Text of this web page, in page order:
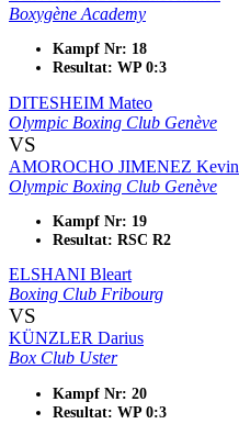
Boxygène Academy
Kampf Nr: 18
Resultat: WP 0:3
DITESHEIM Mateo
Olympic Boxing Club Genève
VS
AMOROCHO JIMENEZ Kevin
Olympic Boxing Club Genève
Kampf Nr: 19
Resultat: RSC R2
ELSHANI Bleart
Boxing Club Fribourg
VS
KÜNZLER Darius
Box Club Uster
Kampf Nr: 20
Resultat: WP 0:3